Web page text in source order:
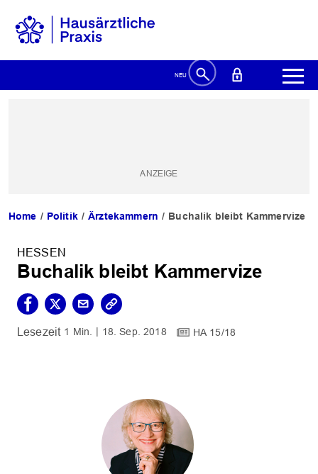
Home Politik Ärztekammern Buchalik bleibt Kammervize
HESSEN
Buchalik bleibt Kammervize
1 Min. 18. Sep. 2018 HA 15/18